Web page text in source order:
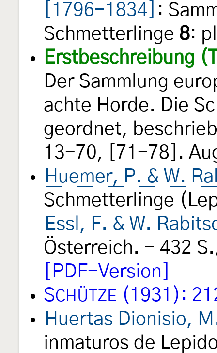
[1796-1834]
:
Schmetterlinge 8:
Erstbeschreibung
Der Sammlung
achte Horde. Die
geordnet,
13-70, [71-78].
Huemer, P. & W.
Schmetterlinge
Essl, F. & W.
Österreich. - 432
[PDF-Version]
SCHÜTZE (1931):
Huertas Dionisio,
inmaturos de